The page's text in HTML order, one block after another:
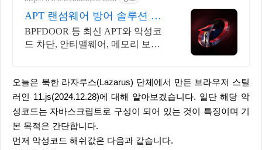
APT 랜섬웨어 방어 솔루션 성
능과 안정성이 검증된 벤더
BPFDOOR 등 최신 APT와 악성코
드 차단, 안티맬웨어, 메모리 보호
오늘은 북한 라자루스(Lazarus) 단체에서 만든 브라우저 스틸
러인 11.js(2024.12.28)에 대해 알아보겠습니다. 일단 해당 악
성코드는 자바스크립트로 구성이 되어 있는 것이 특징이며 기
본 목적은 간단합니다.
먼저 악성코드 해쉬값은 다음과 같습니다.